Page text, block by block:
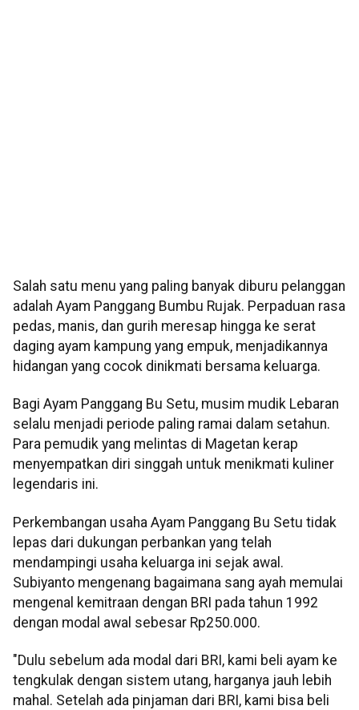
Salah satu menu yang paling banyak diburu pelanggan
adalah Ayam Panggang Bumbu Rujak. Perpaduan rasa
pedas, manis, dan gurih meresap hingga ke serat
daging ayam kampung yang empuk, menjadikannya
hidangan yang cocok dinikmati bersama keluarga.
Bagi Ayam Panggang Bu Setu, musim mudik Lebaran
selalu menjadi periode paling ramai dalam setahun.
Para pemudik yang melintas di Magetan kerap
menyempatkan diri singgah untuk menikmati kuliner
legendaris ini.
Perkembangan usaha Ayam Panggang Bu Setu tidak
lepas dari dukungan perbankan yang telah
mendampingi usaha keluarga ini sejak awal.
Subiyanto mengenang bagaimana sang ayah memulai
mengenal kemitraan dengan BRI pada tahun 1992
dengan modal awal sebesar Rp250.000.
"Dulu sebelum ada modal dari BRI, kami beli ayam ke
tengkulak dengan sistem utang, harganya jauh lebih
mahal. Setelah ada pinjaman dari BRI, kami bisa beli